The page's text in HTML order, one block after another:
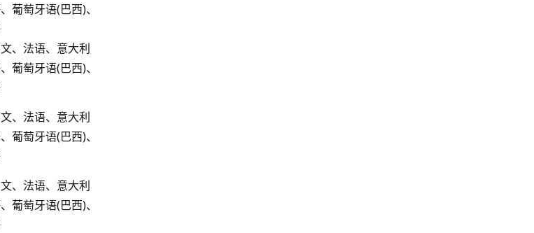
葡萄牙语(巴西)、
、法语、意大利
葡萄牙语(巴西)、
、法语、意大利
葡萄牙语(巴西)、
、法语、意大利
葡萄牙语(巴西)、